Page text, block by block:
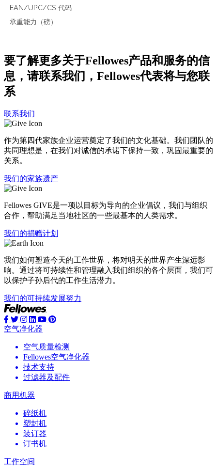
EAN/UPC/CS 代码
承重能力（磅）
要了解更多关于Fellowes产品和服务的信
息，请联系我们，Fellowes代表将与您联
系
联系我们
作为第四代家族企业运营奠定了我们的文化基础。我们团队的
共同理想是，在我们对诚信的承诺下保持一致，巩固最重要的
关系。
我们的家族遗产
Fellowes GIVE是一项以目标为导向的企业倡议，我们与组织
合作，帮助满足当地社区的一些最基本的人类需求。
我们的捐赠计划
我们如何塑造今天的工作世界，将对明天的世界产生深远影
响。通过将可持续性和管理融入我们组织的各个层面，我们可
以保护子孙后代的工作生活潜力。
我们的可持续发展努力
空气净化器
空气质量检测
Fellowes空气净化器
技术支持
过滤器及配件
商用机器
碎纸机
塑封机
装订器
订书机
工作空间